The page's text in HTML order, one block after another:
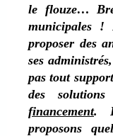
le flouze…
municipales !
proposer des
ses
pas tout
des
financement.
proposons